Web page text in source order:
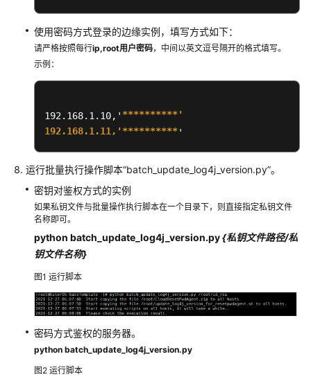
控
制
台
重
边
缘
密
码
获
取
一
式
重
置
密
件
使用密码方式登录的边缘实例，填写方式如下：
请严格按照每行ip,root用户密码，中间以英文逗号隔开的格式填写。
示例：
192.168.1.10,' **********'
192.168.1.11,'**********'
运行批量执行操作脚本“batch_update_log4j_version.py”。
密钥对鉴权方式的实例
如果私钥文件与批量操作执行脚本在一个目录下，则直接指定私钥文件
名称即可。
python batch_update_log4j_version.py{私钥文件路径/私
钥文件名称}
图1 运行脚本
密码方式鉴权的服务器。
python batch_update_log4j_version.py
图2 运行脚本